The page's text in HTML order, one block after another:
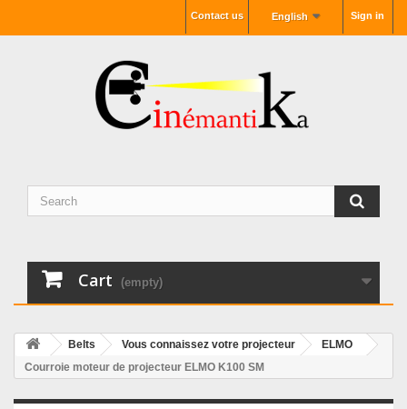
Sign in
English
Contact us
Cart (empty)
Belts Vous connaissez votre projecteur
ELMO
Courroie moteur de projecteur ELMO K100 SM